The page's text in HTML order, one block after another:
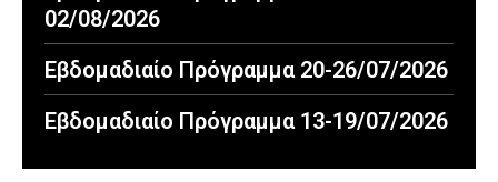
02/08/2026
Εβδομαδιαίο Πρόγραμμα 20-26/07/2026
Εβδομαδιαίο Πρόγραμμα 13-19/07/2026